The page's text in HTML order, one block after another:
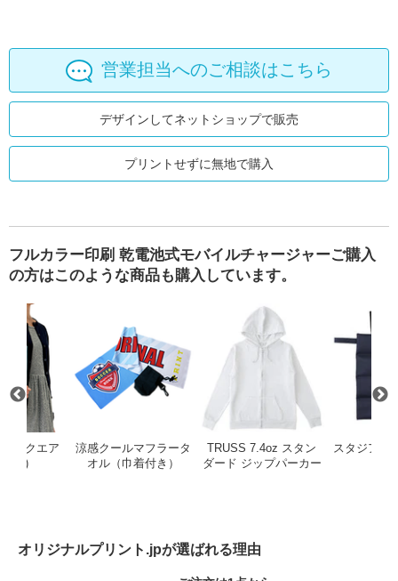
営業担当へのご相談はこちら
デザインしてネットショップで販売
プリントせずに無地で購入
フルカラー印刷 乾電池式モバイルチャージャーご購入
の方はこのような商品も購入しています。
トート(M)
ージャー5000mAh ブラック
スクエア
グ(L)
涼感クールマフラータ
オル（巾着付き）
涼感クールマフラータオル（巾着
TRUSS 7.4oz スタン
ダード ジップパーカー
TRUSS
スタジアム
オリジナルプリント.jpが選ばれる理由